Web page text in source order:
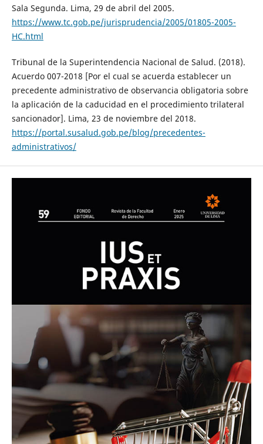
Sala Segunda. Lima, 29 de abril del 2005.
https://www.tc.gob.pe/jurisprudencia/2005/01805-2005-
HC.html
Tribunal de la Superintendencia Nacional de Salud. (2018).
Acuerdo 007-2018 [Por el cual se acuerda establecer un
precedente administrativo de observancia obligatoria sobre
la aplicación de la caducidad en el procedimiento trilateral
sancionador]. Lima, 23 de noviembre del 2018.
https://portal.susalud.gob.pe/blog/precedentes-
administrativos/